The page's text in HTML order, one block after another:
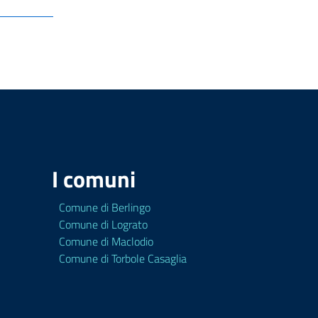
I comuni
Comune di Berlingo
Comune di Lograto
Comune di Maclodio
Comune di Torbole Casaglia